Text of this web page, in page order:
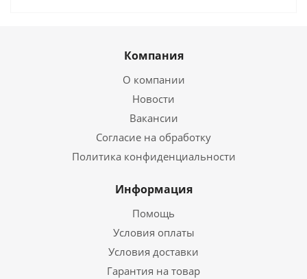
Компания
О компании
Новости
Вакансии
Согласие на обработку
Политика конфиденциальности
Информация
Помощь
Условия оплаты
Условия доставки
Гарантия на товар